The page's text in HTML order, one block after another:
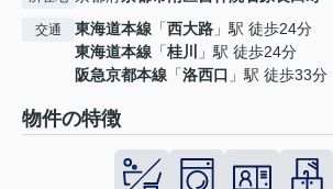
交通 東海道本線 「西大路 」駅 徒歩24分
東海道本線 「桂川
」駅 徒歩24分
阪急京都本線 「洛西口 」駅 徒歩33分
物件の特徴